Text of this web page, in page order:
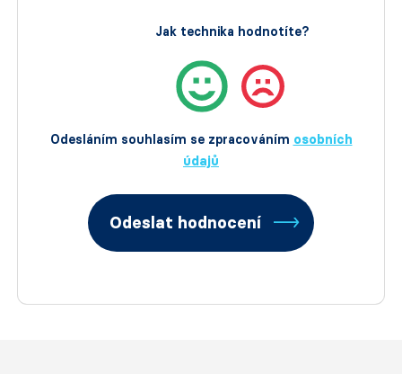
Odesláním souhlasím se zpracováním osobních
údajů
Jak technika hodnotíte?
Odeslat hodnocení